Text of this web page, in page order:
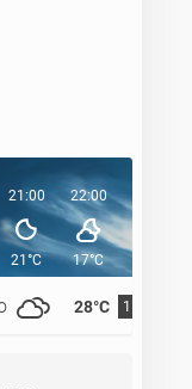
28°C 11°C
21:00
21°C
22:00
17°C
23:00